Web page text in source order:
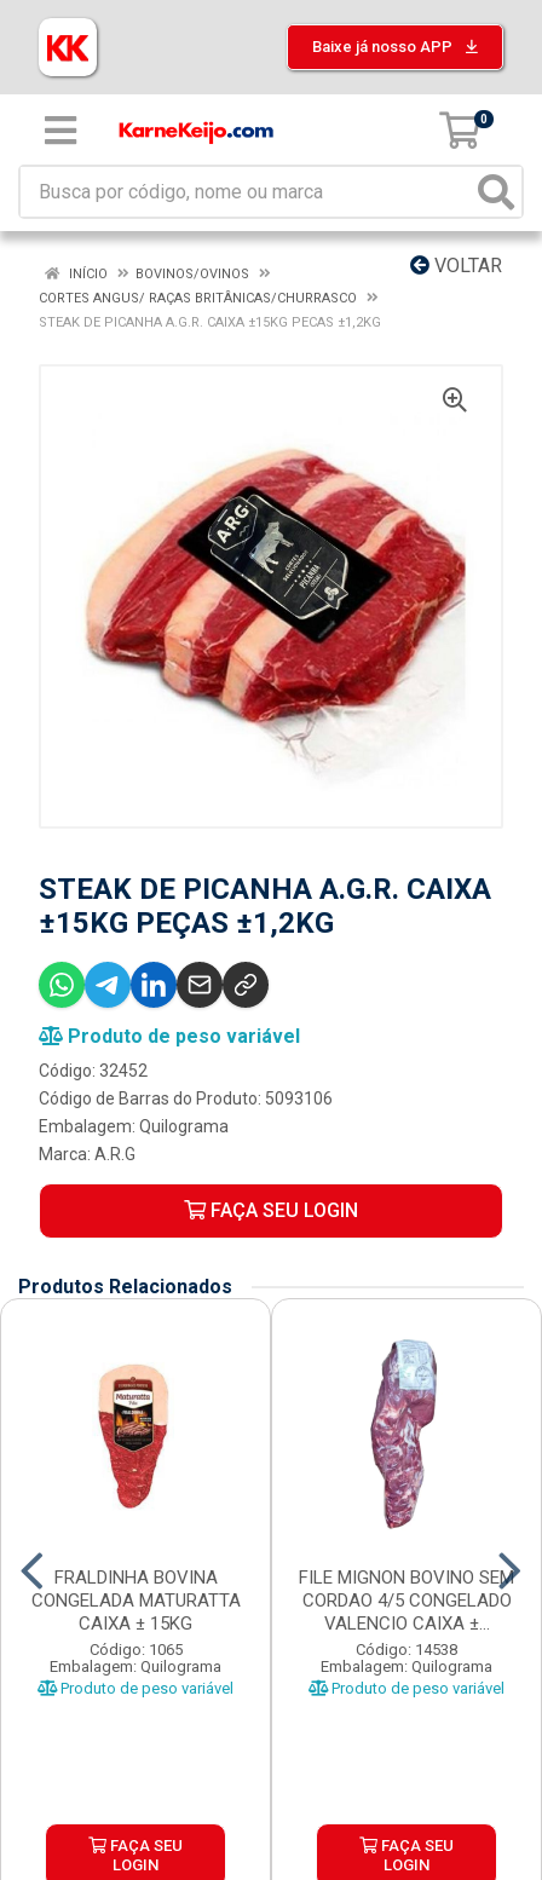
Baixe já nosso APP
0
VOLTAR
INÍCIO
BOVINOS/OVINOS
CORTES ANGUS/ RAÇAS BRITÂNICAS/CHURRASCO
STEAK DE PICANHA A.G.R. CAIXA ±15KG PECAS ±1,2KG
STEAK DE PICANHA A.G.R. CAIXA
±15KG PEÇAS ±1,2KG
Produto de peso variável
Código: 32452
Código de Barras do Produto: 5093106
Embalagem: Quilograma
Marca: A.R.G
FAÇA SEU LOGIN
Produtos Relacionados
FRALDINHA BOVINA
CONGELADA MATURATTA
CAIXA ± 15KG
Código: 1065
Embalagem: Quilograma
Produto de peso variável
FAÇA SEU
LOGIN
FILE MIGNON BOVINO SEM
CORDAO 4/5 CONGELADO
VALENCIO CAIXA ±...
Código: 14538
Embalagem: Quilograma
Produto de peso variável
FAÇA SEU
LOGIN